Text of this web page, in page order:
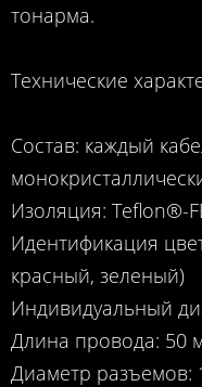
тонарма.
Технические
Состав: каждый
Изоляция: Teflon®-
Идентификация
красный, зеленый)
Индивидуальный
Длина провода: 50
Диаметр разъемов: